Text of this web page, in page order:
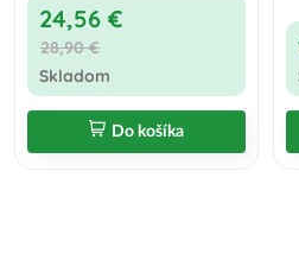
24,56 €
28,90 €
Skladom
Do košíka